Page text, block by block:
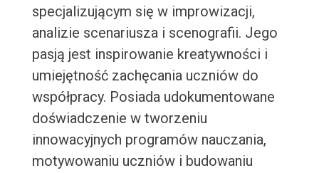
specjalizującym się w improwizacji,
analizie scenariusza i scenografii. Jego
pasją jest inspirowanie kreatywności i
umiejętność zachęcania uczniów do
współpracy. Posiada udokumentowane
doświadczenie w tworzeniu
innowacyjnych programów nauczania,
motywowaniu uczniów i budowaniu